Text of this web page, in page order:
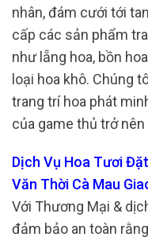
nhân, đám cưới tới
cấp các sản phẩm
như lẵng hoa, bồn
loại hoa khô. Chúng
trang trí hoa phát
của game thủ trở
Dịch Vụ Hoa Tươi
Văn Thời Cà Mau
Với Thương Mại &
đảm bảo an toàn